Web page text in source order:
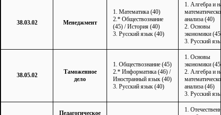
38.03.02 Менеджмент
1. Математика (40)
2.* Обществознание
(45) / История (40)
3. Русский язык (40)
1. Алгебра и
анализа (40)
2. Основы
экономики
3. Русский
38.05.02
Таможенное
дело
1. Обществознание (45)
2.* Информатика (46) /
Иностранный язык (40)
3. Русский язык (40)
1. Основы
экономики
2. Алгебра и
анализа (46)
3. Русский
Педагогическое
1.